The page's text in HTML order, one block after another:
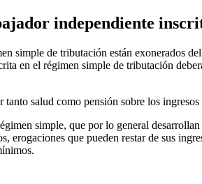
independiente
simple de tributación están exonerados
en el régimen simple de tributación
salud como pensión sobre los
simple, que por lo general
erogaciones que pueden restar de sus